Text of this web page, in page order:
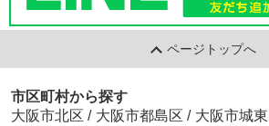
ページトップへ
市区町村から探す
大阪市北区 / 大阪市都島区 / 大阪市城